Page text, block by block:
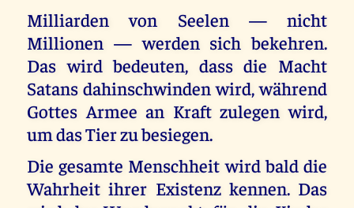
Milliarden von Seelen — nicht
Millionen — werden sich bekehren.
Das wird bedeuten, dass die Macht
Satans dahinschwinden wird, während
Gottes Armee an Kraft zulegen wird,
um das Tier zu besiegen.
Die gesamte Menschheit wird bald die
Wahrheit ihrer Existenz kennen. Das